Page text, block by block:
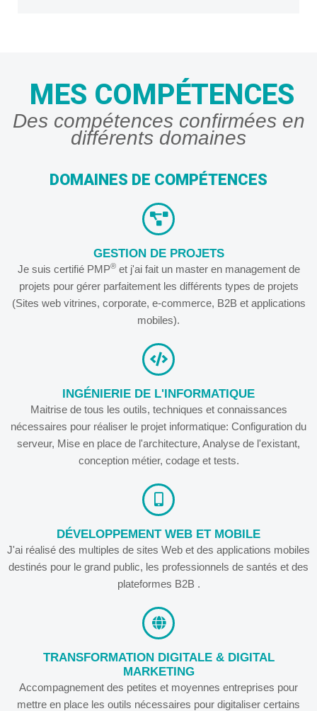
MES COMPÉTENCES
Des compétences confirmées en
différents domaines
DOMAINES DE COMPÉTENCES
GESTION DE PROJETS
Je suis certifié PMP®et j'ai fait un master en management de
projets pour gérer parfaitement les différents types de projets
(Sites web vitrines, corporate, e-commerce, B2B et applications
mobiles).
INGÉNIERIE DE L'INFORMATIQUE
Maitrise de tous les outils, techniques et connaissances
nécessaires pour réaliser le projet informatique: Configuration du
serveur, Mise en place de l'architecture, Analyse de l'existant,
conception métier, codage et tests.
DÉVELOPPEMENT WEB ET MOBILE
J'ai réalisé des multiples de sites Web et des applications mobiles
destinés pour le grand public, les professionnels de santés et des
plateformes B2B .
TRANSFORMATION DIGITALE & DIGITAL
MARKETING
Accompagnement des petites et moyennes entreprises pour
mettre en place les outils nécessaires pour digitaliser certains